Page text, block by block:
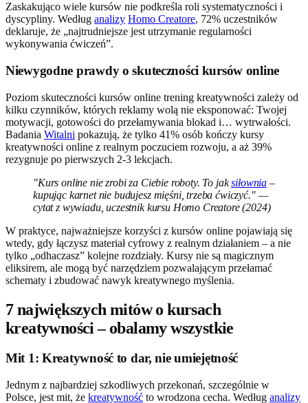
Zaskakująco wiele kursów nie podkreśla roli systematyczności i
dyscypliny. Według analizy Homo Creatore, 72% uczestników
deklaruje, że „najtrudniejsze jest utrzymanie regularności
wykonywania ćwiczeń”.
Niewygodne prawdy o skuteczności kursów online
Poziom skuteczności kursów online trening kreatywności zależy od
kilku czynników, których reklamy wolą nie eksponować: Twojej
motywacji, gotowości do przełamywania blokad i… wytrwałości.
Badania Witalni pokazują, że tylko 41% osób kończy kursy
kreatywności online z realnym poczuciem rozwoju, a aż 39%
rezygnuje po pierwszych 2-3 lekcjach.
"Kurs online nie zrobi za Ciebie roboty. To jaksiłownia –
kupując karnet nie budujesz mięśni, trzeba ćwiczyć." —
cytat z wywiadu, uczestnik kursu Homo Creatore (2024)
W praktyce, najważniejsze korzyści z kursów online pojawiają się
wtedy, gdy łączysz materiał cyfrowy z realnym działaniem – a nie
tylko „odhaczasz” kolejne rozdziały. Kursy nie są magicznym
eliksirem, ale mogą być narzędziem pozwalającym przełamać
schematy i zbudować nawyk kreatywnego myślenia.
7 największych mitów o kursach
kreatywności – obalamy wszystkie
Mit 1: Kreatywność to dar, nie umiejętność
Jednym z najbardziej szkodliwych przekonań, szczególnie w
Polsce, jest mit, że kreatywność to wrodzona cecha. Według analizy